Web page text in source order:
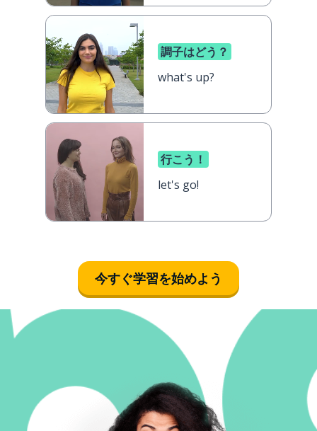
調子はどう？
what's up?
行こう！
let's go!
今すぐ学習を始めよう